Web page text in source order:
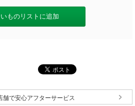
ものリストに追加
舗で安心アフターサービス